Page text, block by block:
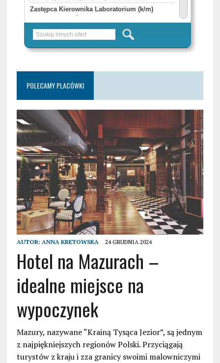
POLECAMY PLACÓWKI
AUTOR: ANNA KRETOWSKA 24 GRUDNIA 2024
Hotel na Mazurach –
idealne miejsce na
wypoczynek
Mazury, nazywane “Krainą Tysąca Jezior”, są jednym
z najpiękniejszych regionów Polski. Przyciągają
turystów z kraju i zza granicy swoimi malowniczymi